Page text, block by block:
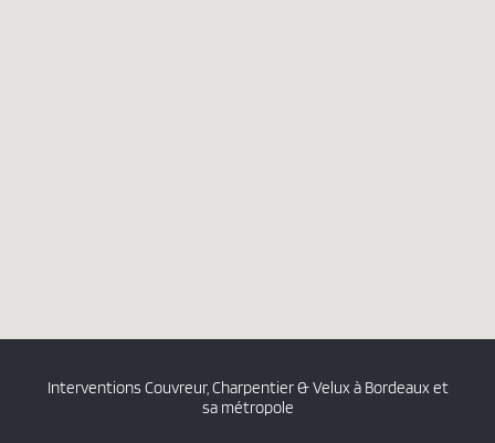
Interventions Couvreur, Charpentier & Velux à Bordeaux et
sa métropole